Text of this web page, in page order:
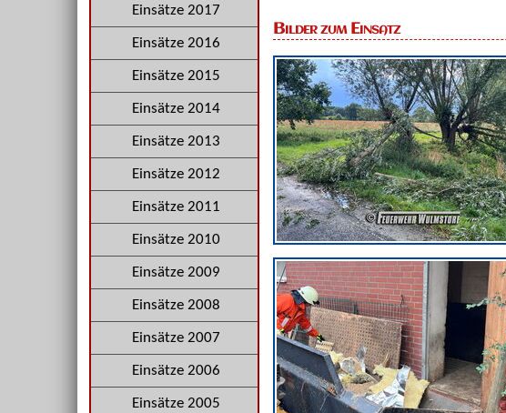
Bilder zum Einsatz
Einsätze 2017
Einsätze 2016
Einsätze 2015
Einsätze 2014
Einsätze 2013
Einsätze 2012
Einsätze 2011
Einsätze 2010
Einsätze 2009
Einsätze 2008
Einsätze 2007
Einsätze 2006
Einsätze 2005